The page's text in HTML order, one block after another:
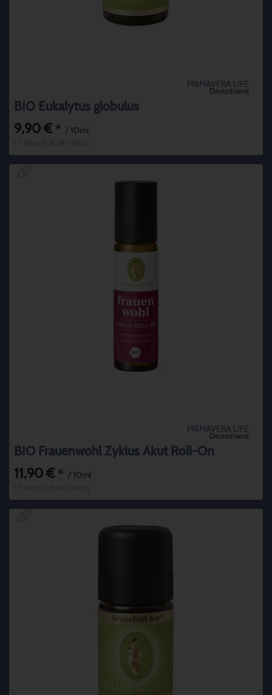
PRIMAVERA LIFE
Deutschland
BIO Eukalytus globulus
9,90 € * / 10ml
PRIMAVERA LIFE
Deutschland
BIO Frauenwohl Zyklus Akut Roll-On
11,90 € * / 10ml